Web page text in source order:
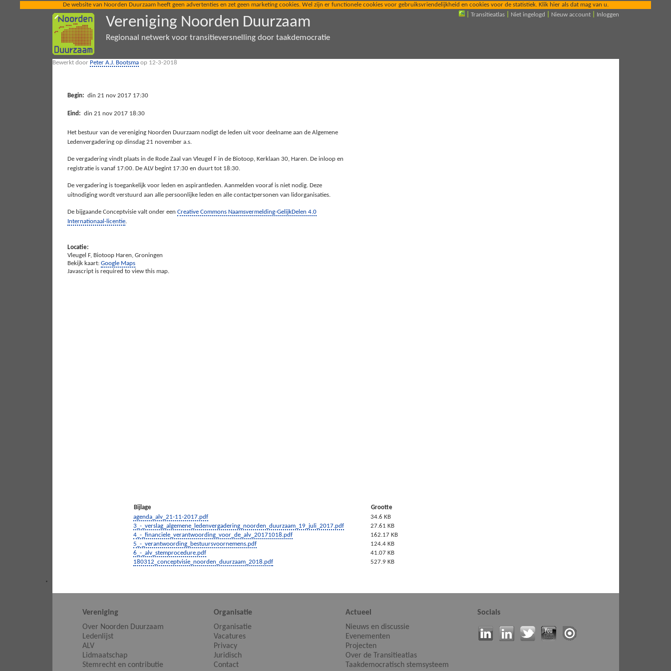
De website van Noorden Duurzaam heeft geen advertenties en zet geen marketing cookies. Wel zijn er functionele cookies voor gebruiksvriendelijkheid en cookies voor de statistiek. Klik hier als dat mag van u.
Vereniging Noorden Duurzaam
Regionaal netwerk voor transitieversnelling door taakdemocratie
Transitieatlas Niet ingelogd Nieuw account Inloggen
Bewerkt door Peter A.J. Bootsmaop 12-3-2018
Begin: din 21 nov 2017 17:30
Eind: din 21 nov 2017 18:30
Het bestuur van de vereniging Noorden Duurzaam nodigt de leden uit voor deelname aan de Algemene
Ledenvergadering op dinsdag 21 november a.s.
De vergadering vindt plaats in de Rode Zaal van Vleugel F in de Biotoop, Kerklaan 30, Haren. De inloop en
registratie is vanaf 17:00. De ALV begint 17:30 en duurt tot 18:30.
De vergadering is toegankelijk voor leden en aspirantleden. Aanmelden vooraf is niet nodig. Deze
uitnodiging wordt verstuurd aan alle persoonlijke leden en alle contactpersonen van lidorganisaties.
De bijgaande Conceptvisie valt onder een Creative Commons Naamsvermelding-GelijkDelen 4.0
Internationaal-licentie.
Locatie:
Vleugel F, Biotoop Haren, Groningen
Bekijk kaart: Google Maps
Javascript is required to view this map.
Bijlage
Grootte
agenda_alv_21-11-2017.pdf
34.6 KB
3_-_verslag_algemene_ledenvergadering_noorden_duurzaam_19_juli_2017.pdf
27.61 KB
4_-_financiele_verantwoording_voor_de_alv_20171018.pdf
162.17 KB
5_-_verantwoording_bestuursvoornemens.pdf
124.4 KB
6_-_alv_stemprocedure.pdf
41.07 KB
180312_conceptvisie_noorden_duurzaam_2018.pdf
527.9 KB
Vereniging
Over Noorden Duurzaam
Ledenlijst
ALV
Lidmaatschap
Stemrecht en contributie
Organisatie
Organisatie
Vacatures
Privacy
Juridisch
Contact
Actueel
Nieuws en discussie
Evenementen
Projecten
Over de Transitieatlas
Taakdemocratisch stemsysteem
Socials